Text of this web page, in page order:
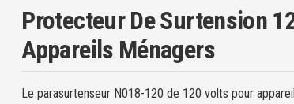
Protecteur De Surtension
Appareils Ménagers
Le parasurtenseur N018-120 de 120 volts pour